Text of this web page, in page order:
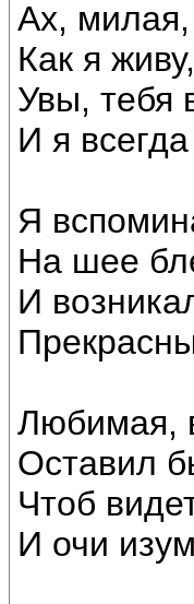
Ах,
Как я
Увы, тебя
И я
Я
На шее
И
Любимая,
Оставил
Чтоб
И очи